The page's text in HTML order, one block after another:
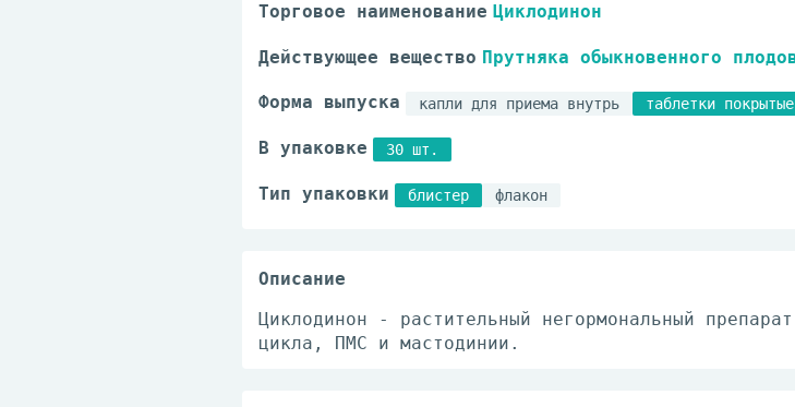
Торговое наименование Циклодинон
Действующее вещество Прутняка обыкновенного
Форма выпуска капли для приема внутрь таблетки
В упаковке 30 шт.
Тип упаковки блистер флакон
Описание
Циклодинон - растительный негормональный
цикла, ПМС и мастодинии.